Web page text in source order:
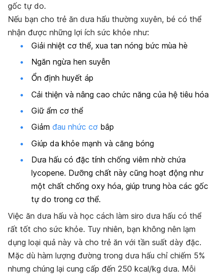
gốc tự do.
Nếu bạn cho trẻ ăn dưa hấu thường xuyên, bé có thể
nhận được những lợi ích sức khỏe như:
Giải nhiệt cơ thể, xua tan nóng bức mùa hè
Ngăn ngừa hen suyễn
Ổn định huyết áp
Cải thiện và nâng cao chức năng của hệ tiêu hóa
Giữ ẩm cơ thể
Giảm đau nhức cơ bắp
Giúp da khỏe mạnh và căng bóng
Dưa hấu có đặc tính chống viêm nhờ chứa
lycopene. Dưỡng chất này cũng hoạt động như
một chất chống oxy hóa, giúp trung hòa các gốc
tự do trong cơ thể.
Việc ăn dưa hấu và học cách làm siro dưa hấu có thể
rất tốt cho sức khỏe. Tuy nhiên, bạn không nên lạm
dụng loại quả này và cho trẻ ăn với tần suất dày đặc.
Mặc dù hàm lượng đường trong dưa hấu chỉ chiếm 5%
nhưng chúng lại cung cấp đến 250 kcal/kg dưa. Mỗi